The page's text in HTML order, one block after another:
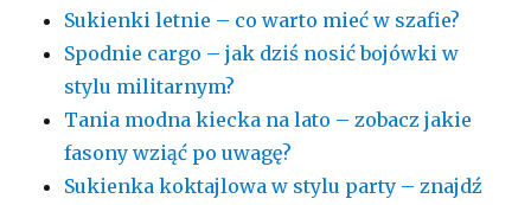
Sukienki letnie – co warto mieć w szafie?
Spodnie cargo – jak dziś nosić bojówki w
stylu militarnym?
Tania modna kiecka na lato – zobacz jakie
fasony wziąć po uwagę?
Sukienka koktajlowa w stylu party – znajdź